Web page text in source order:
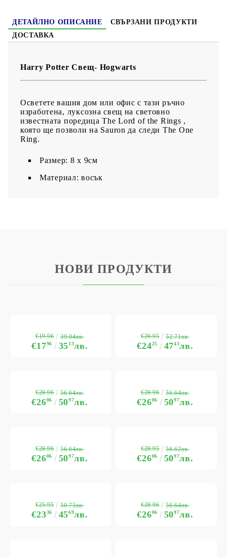
ДЕТАЙЛНО ОПИСАНИЕ
СВЪРЗАНИ ПРОДУКТИ
ДОСТАВКА
Harry Potter Свещ- Hogwarts
Осветете вашия дом или офис с тази ръчно
изработена, луксозна свещ на световно
известната поредица The Lord of the Rings ,
която ще позволи на Sauron да следи The One
Ring.
Размер: 8 х 9см
Материал: восък
НОВИ ПРОДУКТИ
€1796 3513лв.
€19.96 39.04лв.
€2425 4743лв.
€26.95 52.71лв.
€2606 5097лв.
€28.96 56.64лв.
€2606 5097лв.
€28.96 56.64лв.
€2606 5097лв.
€28.96 56.64лв.
€2606 5097лв.
€28.95 56.62лв.
€2336 4569лв.
€25.95 50.75лв.
€2606 5097лв.
€28.96 56.64лв.